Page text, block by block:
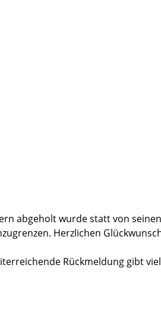
abgeholt wurde statt von
Herzlichen
Rückmeldung gibt
selten vielleicht 5 mal